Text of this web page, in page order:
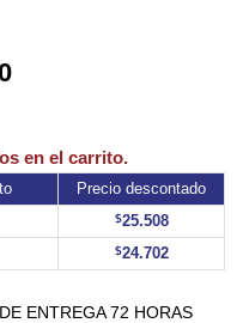
ENTREGA 72 HORAS
Precio descontado
$25.508
$24.702